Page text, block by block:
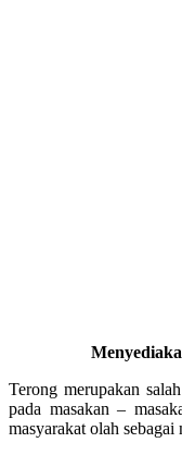
Terong merupakan
pada masakan –
masyarakat olah